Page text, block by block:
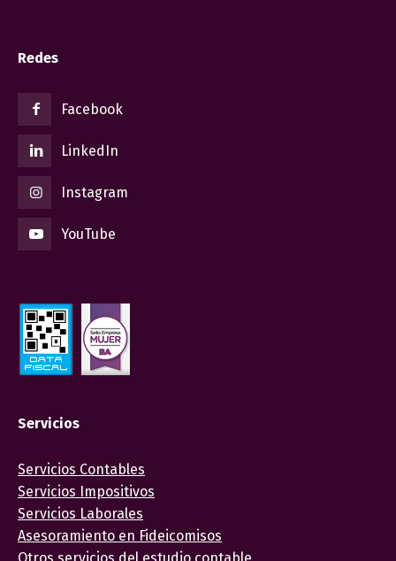
Redes
Facebook
LinkedIn
Instagram
YouTube
Servicios
Servicios Contables
Servicios Impositivos
Servicios Laborales
Asesoramiento en Fideicomisos